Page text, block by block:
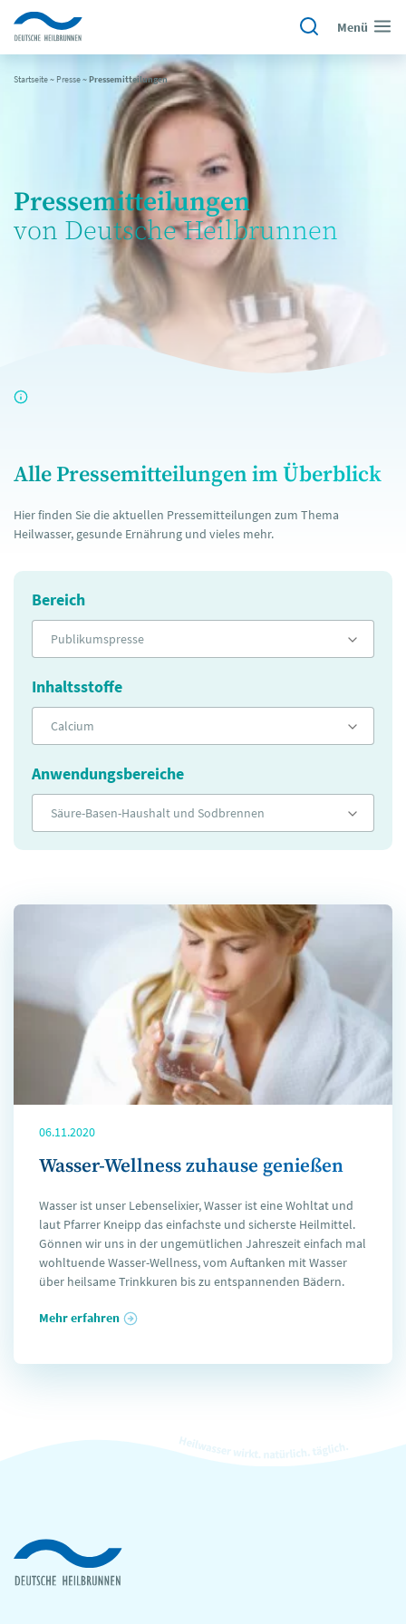
Menü
Startseite~ Presse~Pressemitteilungen
Pressemitteilungen
von Deutsche Heilbrunnen
Alle Pressemitteilungen im Überblick
Hier finden Sie die aktuellen Pressemitteilungen zum Thema
Heilwasser, gesunde Ernährung und vieles mehr.
Bereich
Publikumspresse
Inhaltsstoffe
Calcium
Anwendungsbereiche
Säure-Basen-Haushalt und Sodbrennen
06.11.2020
Wasser-Wellness zuhause genießen
Wasser ist unser Lebenselixier, Wasser ist eine Wohltat und
laut Pfarrer Kneipp das einfachste und sicherste Heilmittel.
Gönnen wir uns in der ungemütlichen Jahreszeit einfach mal
wohltuende Wasser-Wellness, vom Auftanken mit Wasser
über heilsame Trinkkuren bis zu entspannenden Bädern.
Mehr erfahren